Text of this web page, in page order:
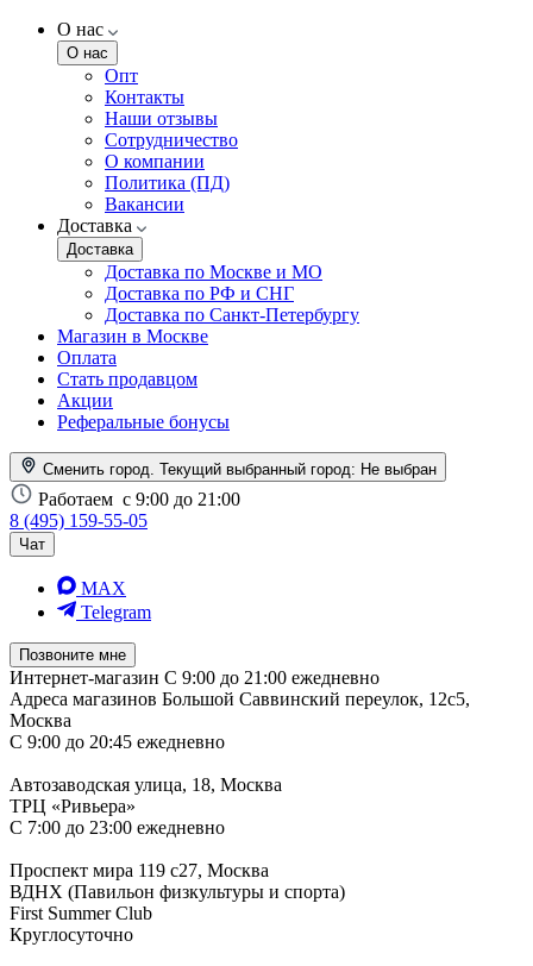
О нас
О нас
Опт
Контакты
Наши отзывы
Сотрудничество
О компании
Политика (ПД)
Вакансии
Доставка
Доставка
Доставка по Москве и МО
Доставка по РФ и СНГ
Доставка по Санкт-Петербургу
Магазин в Москве
Оплата
Стать продавцом
Акции
Реферальные бонусы
Сменить город. Текущий выбранный город: Не выбран
Работаем с 9:00 до 21:00
8 (495) 159-55-05
Чат
MAX
Telegram
Позвоните мне
Интернет-магазин С 9:00 до 21:00 ежедневно
Адреса магазинов Большой Саввинский переулок, 12с5,
Москва
С 9:00 до 20:45 ежедневно
Автозаводская улица, 18, Москва
ТРЦ «Ривьера»
С 7:00 до 23:00 ежедневно
Проспект мира 119 с27, Москва
ВДНХ (Павильон физкультуры и спорта)
First Summer Club
Круглосуточно